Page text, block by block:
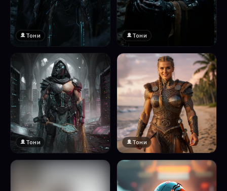
Тони Тони
Тони Тони